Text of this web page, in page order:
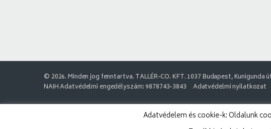
© 2026. Minden jog fenntartva. TALLÉR-CO. KFT. 1037 Budapest, Kunigunda
NAIH Adatvédelmi engedélyszám: 9878743-3843
Adatvédelmi nyilatkozat
Adatvédelem és cookie-k: Oldalunk